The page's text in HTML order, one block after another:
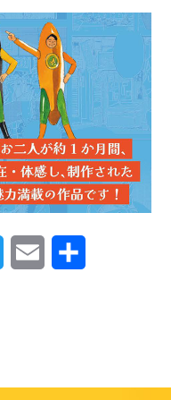
Twitter Email